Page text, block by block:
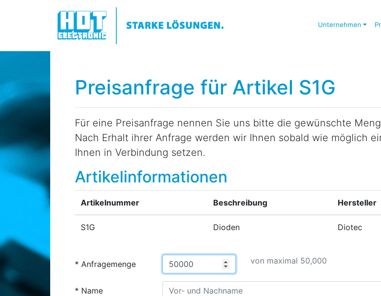
Unternehmen
Preisanfrage für Artikel S1G
Für eine Preisanfrage nennen Sie uns bitte die gewünschte
Nach Erhalt ihrer Anfrage werden wir Ihnen sobald wie möglich
Ihnen in Verbindung setzen.
Artikelinformationen
Artikelnummer Beschreibung Hersteller
S1G Dioden Diotec
Anfragemenge von maximal 50,000
Name